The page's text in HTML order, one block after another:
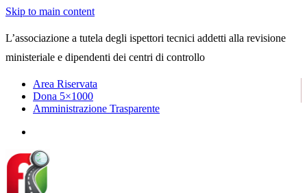
Skip to main content
L’associazione a tutela degli ispettori tecnici addetti alla revisione
ministeriale e dipendenti dei centri di controllo
Area Riservata
Dona 5×1000
Amministrazione Trasparente